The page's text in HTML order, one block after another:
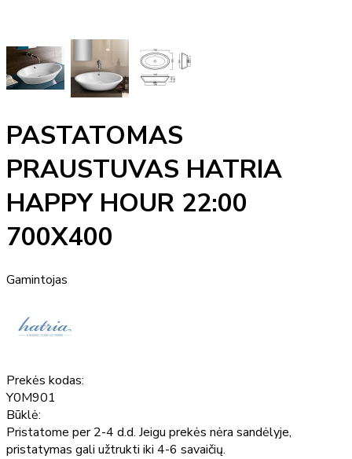
PASTATOMAS
PRAUSTUVAS HATRIA
HAPPY HOUR 22:00
700X400
Gamintojas
Prekės kodas:
Y0M901
Būklė:
Pristatome per 2-4 d.d. Jeigu prekės nėra sandėlyje,
pristatymas gali užtrukti iki 4-6 savaičių.